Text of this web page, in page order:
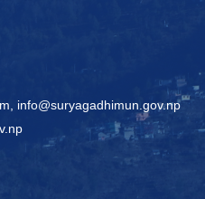
info@suryagadhimun.gov.np